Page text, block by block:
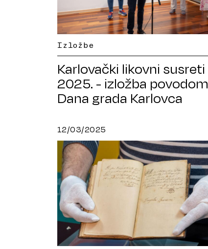
Izložbe
Karlovački likovni susreti
2025. - izložba povodom
Dana grada Karlovca
12/03/2025